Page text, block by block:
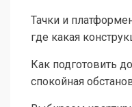
Тачки и
где какая
Как подготовить
спокойная